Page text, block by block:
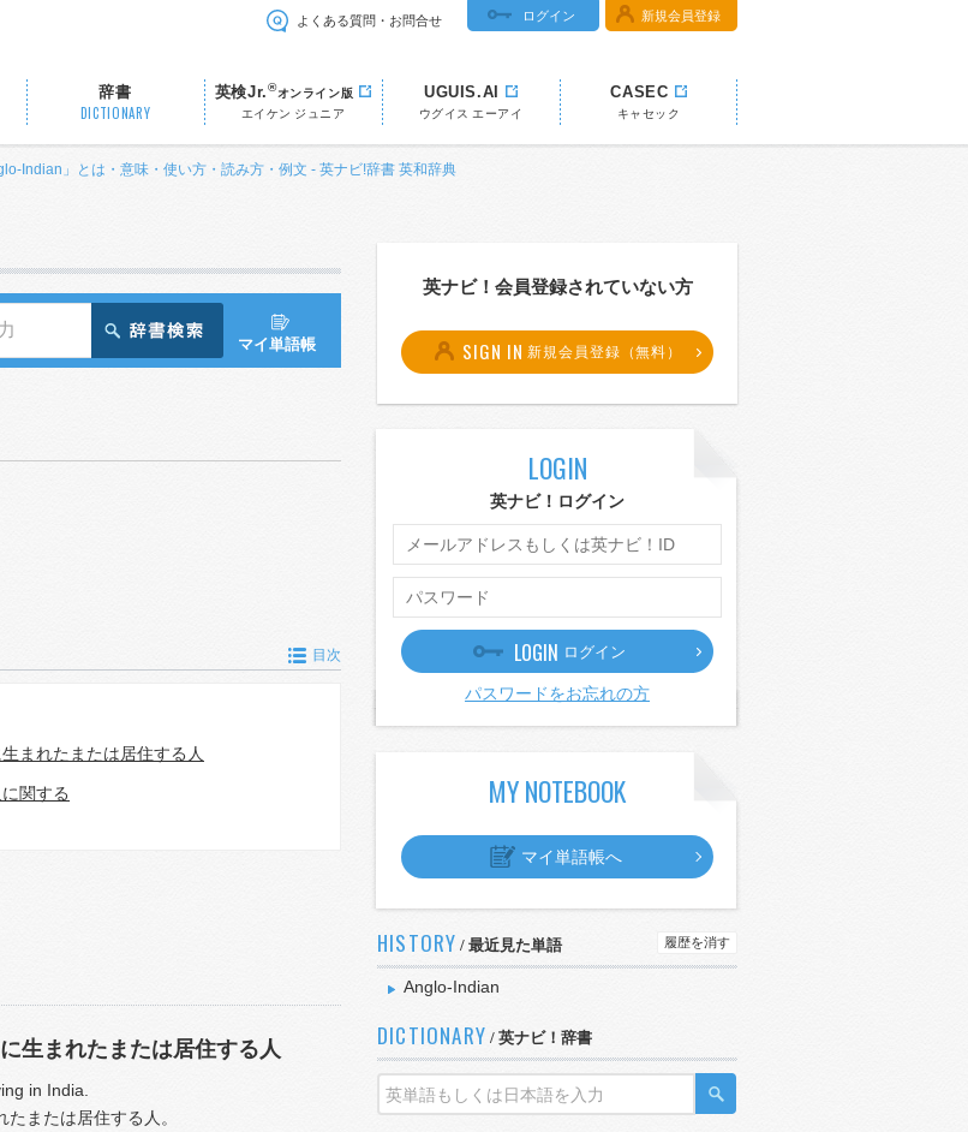
よくある質問・お問合せ ログイン 新規会員登録
辞書
DICTIONARY
英検Jr.®オンライン版
エイケン ジュニア
UGUIS.AI
ウグイス エーアイ
CASEC
キャセック
Indian」とは・意味・使い方・読み方・例文 - 英ナビ!辞書 英和辞典
マイ単語帳
目次
まれたまたは居住する人
関する
生まれたまたは居住する人
in India.
または居住する人。
英ナビ！会員登録されていない方
SIGN IN 新規会員登録（無料）
LOGIN
英ナビ！ログイン
LOGIN ログイン
パスワードをお忘れの方
MY NOTEBOOK
マイ単語帳へ
HISTORY / 最近見た単語 履歴を消す
Anglo-Indian
DICTIONARY / 英ナビ！辞書